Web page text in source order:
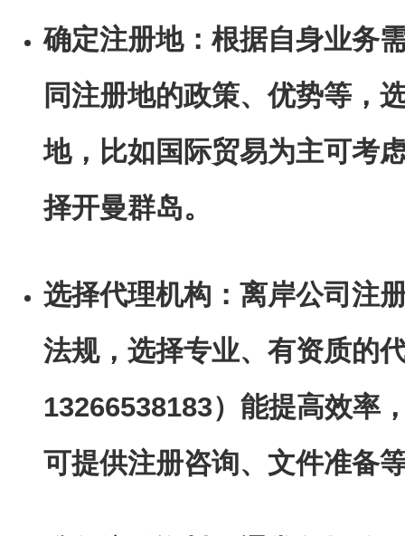
确定注册地：根据自身业务
同注册地的政策、优势等，
地，比如国际贸易为主可考
择开曼群岛。
选择代理机构：离岸公司注
法规，选择专业、有资质的
13266538183）能提高效率
可提供注册咨询、文件准备